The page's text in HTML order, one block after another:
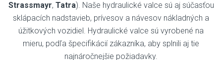
Strassmayr, Tatra). Naše hydraulické valce sú aj súčasťou
sklápacích nadstavieb, prívesov a návesov nákladných a
úžitkových vozidiel. Hydraulické valce sú vyrobené na
mieru, podľa špecifikácií zákazníka, aby splnili aj tie
najnáročnejšie požiadavky.